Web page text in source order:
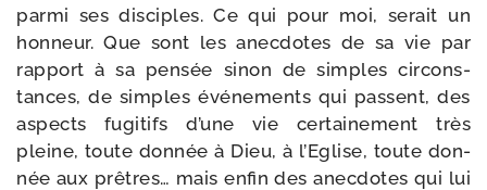
par­mi ses dis­ciples. Ce qui pour moi, serait un
hon­neur. Que sont les anec­dotes de sa vie par
rap­port à sa pen­sée sinon de simples cir­cons­
tances, de simples évé­ne­ments qui passent, des
aspects fugi­tifs d’une vie cer­tai­ne­ment très
pleine, toute don­née à Dieu, à l’Eglise, toute don­
née aux prêtres… mais enfin des anec­dotes qui lui